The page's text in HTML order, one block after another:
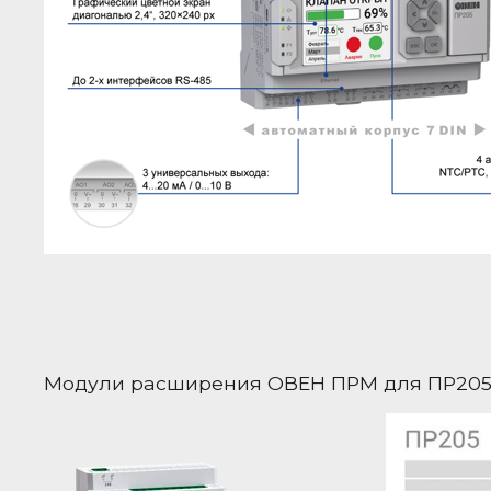
Модули расширения ОВЕН ПРМ для